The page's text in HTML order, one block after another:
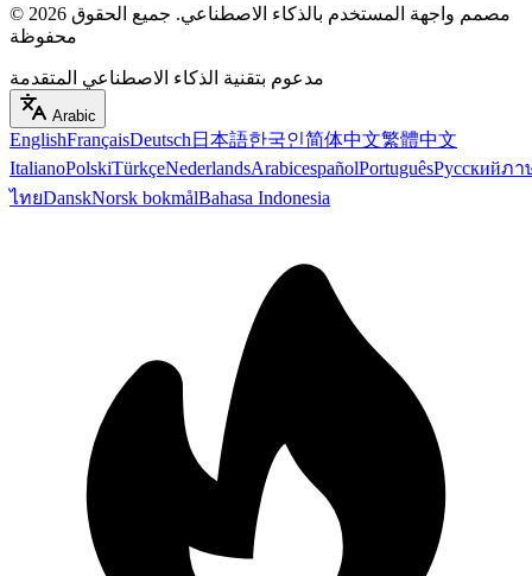
© 2026 مصمم واجهة المستخدم بالذكاء الاصطناعي. جميع الحقوق
محفوظة
مدعوم بتقنية الذكاء الاصطناعي المتقدمة
Arabic
EnglishFrançaisDeutsch 日本語한국인简体中文繁體中文
ItalianoPolskiTürkçeNederlandsArabicespañolPortuguêsРусскийภา
ไทยDanskNorsk bokmålBahasa Indonesia